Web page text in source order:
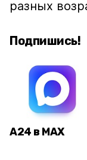
разных
Подпишись!
А24 в MAX